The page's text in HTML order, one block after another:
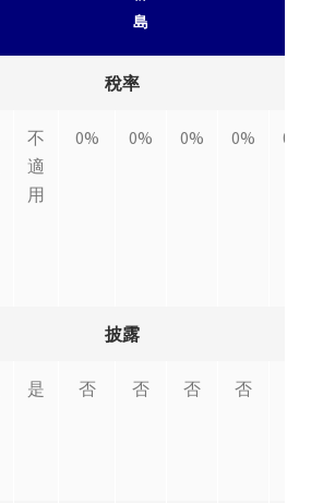
島
稅率
不
適
用
0% 0% 0% 0% 0%
披露
是 否 否 否 否